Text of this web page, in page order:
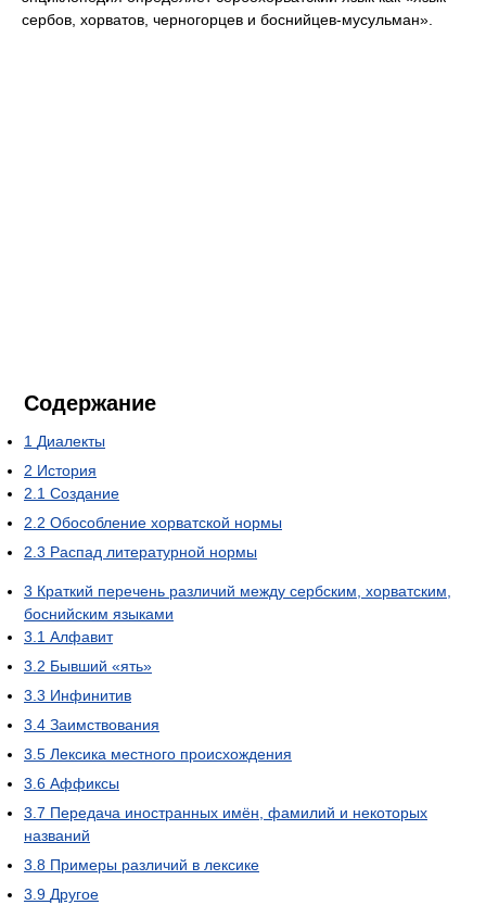
сербов, хорватов, черногорцев и боснийцев-мусульман».
Содержание
1 Диалекты
2 История
2.1 Создание
2.2 Обособление хорватской нормы
2.3 Распад литературной нормы
3 Краткий перечень различий между сербским, хорватским,
боснийским языками
3.1 Алфавит
3.2 Бывший «ять»
3.3 Инфинитив
3.4 Заимствования
3.5 Лексика местного происхождения
3.6 Аффиксы
3.7 Передача иностранных имён, фамилий и некоторых
названий
3.8 Примеры различий в лексике
3.9 Другое